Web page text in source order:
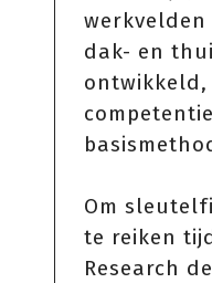
werkvelden
dak- en
Om
te reiken
Research